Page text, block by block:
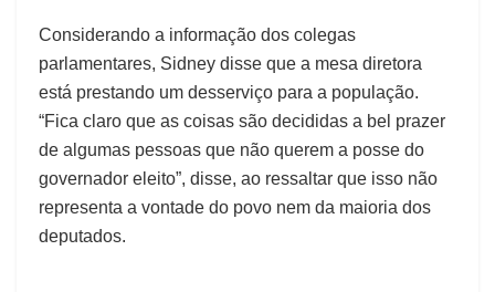
Considerando a informação dos colegas
parlamentares, Sidney disse que a mesa diretora
está prestando um desserviço para a população.
“Fica claro que as coisas são decididas a bel prazer
de algumas pessoas que não querem a posse do
governador eleito”, disse, ao ressaltar que isso não
representa a vontade do povo nem da maioria dos
deputados.